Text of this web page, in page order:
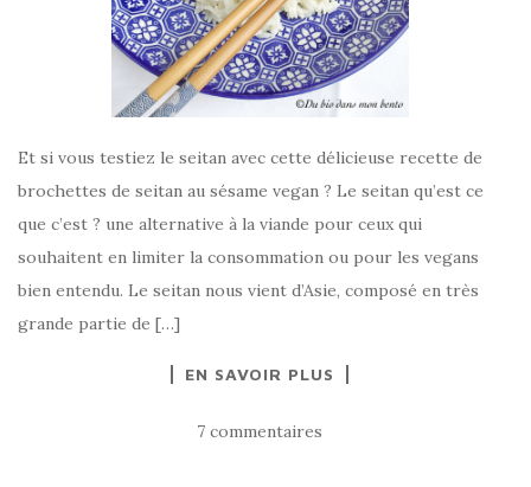
Et si vous testiez le seitan avec cette délicieuse recette de
brochettes de seitan au sésame vegan ? Le seitan qu’est ce
que c’est ? une alternative à la viande pour ceux qui
souhaitent en limiter la consommation ou pour les vegans
bien entendu. Le seitan nous vient d’Asie, composé en très
grande partie de […]
EN SAVOIR PLUS
7 commentaires